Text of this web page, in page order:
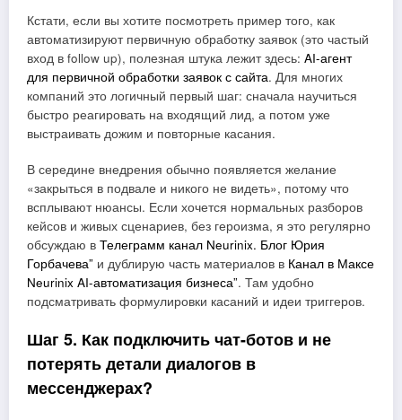
Кстати, если вы хотите посмотреть пример того, как
автоматизируют первичную обработку заявок (это частый
вход в follow up), полезная штука лежит здесь: AI-агент
для первичной обработки заявок с сайта. Для многих
компаний это логичный первый шаг: сначала научиться
быстро реагировать на входящий лид, а потом уже
выстраивать дожим и повторные касания.
В середине внедрения обычно появляется желание
«закрыться в подвале и никого не видеть», потому что
всплывают нюансы. Если хочется нормальных разборов
кейсов и живых сценариев, без героизма, я это регулярно
обсуждаю в Телеграмм канал Neurinix. Блог Юрия
Горбачева” и дублирую часть материалов в Канал в Максе
Neurinix AI-автоматизация бизнеса”. Там удобно
подсматривать формулировки касаний и идеи триггеров.
Шаг 5. Как подключить чат-ботов и не
потерять детали диалогов в
мессенджерах?